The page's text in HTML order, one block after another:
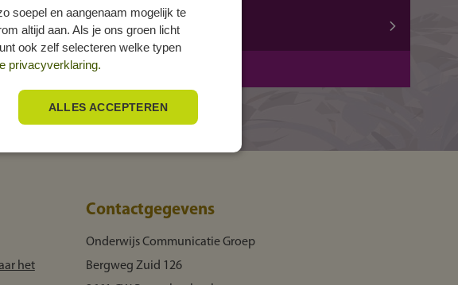
Boumaboulevard 573
9723 ZS GRONINGEN
het
Contactgegevens
Onderwijs Communicatie Groep
Bergweg Zuid 126
soepel en aangenaam mogelijk te
altijd aan. Als je ons groen licht
ook zelf selecteren welke typen
privacyverklaring.
ALLES ACCEPTEREN